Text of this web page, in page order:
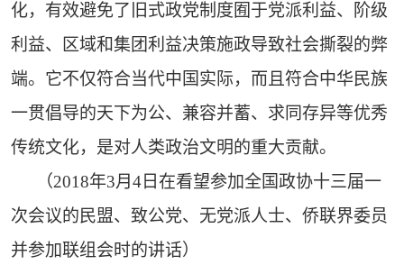
化，有效避免了旧式政党制度囿于党派利益、阶级
利益、区域和集团利益决策施政导致社会撕裂的弊
端。它不仅符合当代中国实际，而且符合中华民族
一贯倡导的天下为公、兼容并蓄、求同存异等优秀
传统文化，是对人类政治文明的重大贡献。
（2018年3月4日在看望参加全国政协十三届一
次会议的民盟、致公党、无党派人士、侨联界委员
并参加联组会时的讲话）